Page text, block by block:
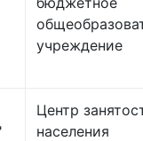
учреждение
Центр
населения